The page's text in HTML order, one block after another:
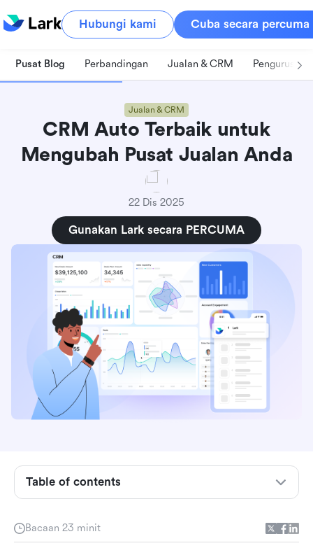
Hubungi kami Cuba secara percuma
Pusat Blog Perbandingan Jualan & CRM Pengurusan
Jualan & CRM
CRM Auto Terbaik untuk
Mengubah Pusat Jualan Anda
22 Dis 2025
Gunakan Lark secara PERCUMA
Bacaan 23 minit
Table of contents
Apakah CRM automotif?
Mengapa industri automotif memerlukan CRM
untuk industri automotif
automotif